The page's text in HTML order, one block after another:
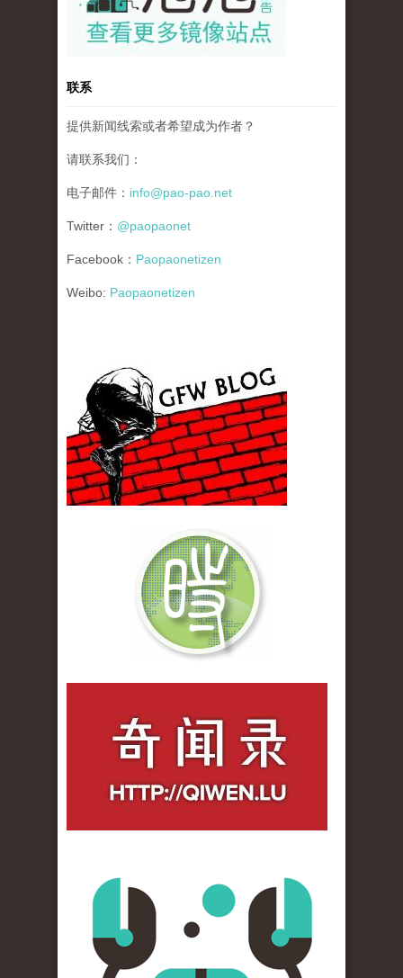
联系
提供新闻线索或者希望成为作者？
请联系我们：
电子邮件： info@pao-pao.net
Twitter： @paopaonet
Facebook： Paopaonetizen
Weibo: Paopaonetizen
gfw_blog_small.jpg